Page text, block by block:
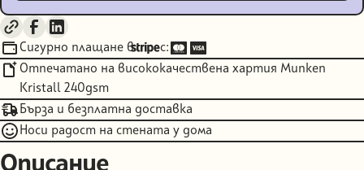
Сигурно плащане в
с:
Отпечатано на висококачествена хартия Munken
Kristall 240gsm
Бърза и безплатна доставка
Носи радост на стената у дома
Описание